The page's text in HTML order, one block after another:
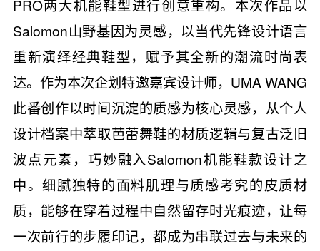
PRO两大机能鞋型进行创意重构。本次作品以
Salomon山野基因为灵感，以当代先锋设计语言
重新演绎经典鞋型，赋予其全新的潮流时尚表
达。作为本次企划特邀嘉宾设计师，UMA WANG
此番创作以时间沉淀的质感为核心灵感，从个人
设计档案中萃取芭蕾舞鞋的材质逻辑与复古泛旧
波点元素，巧妙融入Salomon机能鞋款设计之
中。细腻独特的面料肌理与质感考究的皮质材
质，能够在穿着过程中自然留存时光痕迹，让每
一次前行的步履印记，都成为串联过去与未来的